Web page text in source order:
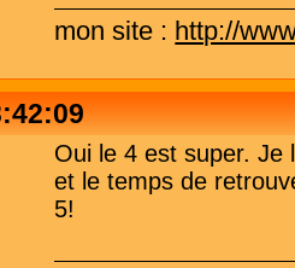
mon site : http://
Oui le 4 est super. Je
et le temps de
5!